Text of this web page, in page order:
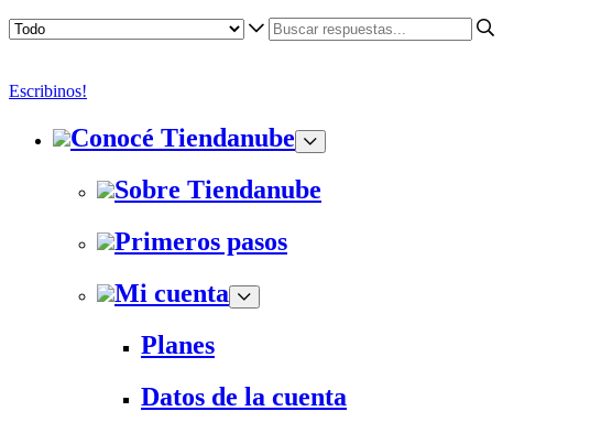
Escribinos!
Conocé Tiendanube
Sobre Tiendanube
Primeros pasos
Mi cuenta
Planes
Datos de la cuenta